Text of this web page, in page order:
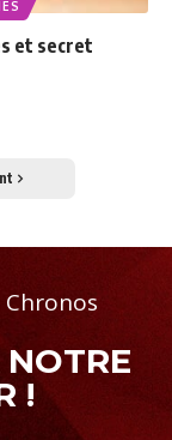
et secret
Chronos
!